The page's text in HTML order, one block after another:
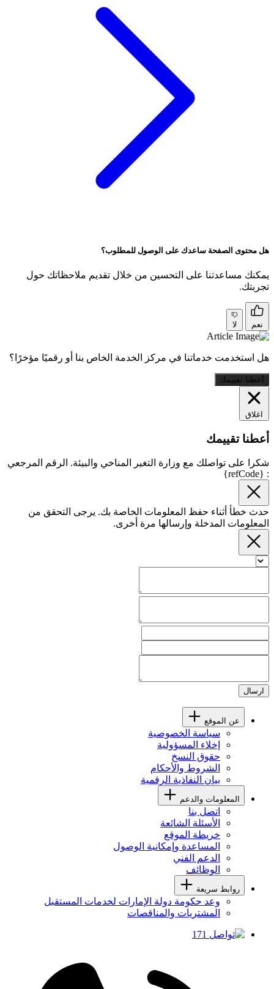
هل محتوى الصفحة ساعدك على الوصول للمطلوب؟
يمكنك مساعدتنا على التحسين من خلال تقديم ملاحظاتك حول
تجربتك.
نعم لا
هل استخدمت خدماتنا في مركز الخدمة الخاص بنا أو رقميًا مؤخرًا؟
أعطنا تقييمك
اغلاق
أعطنا تقييمك
شكرا على تواصلك مع وزارة التغير المناخي والبيئة. الرقم المرجعي
: {refCode}
حدث خطأ أثناء حفظ المعلومات الخاصة بك. يرجى التحقق من
المعلومات المدخلة وإرسالها مرة أخرى.
ارسال
عن الموقع
سياسة الخصوصية
إخلاء المسؤولية
حقوق النسخ
الشروط والأحكام
بيان النفاذية الرقمية
المعلومات والدعم
اتصل بنا
الأسئلة الشائعة
خريطة الموقع
المساعدة وإمكانية الوصول
الدعم الفني
الوظائف
روابط سريعة
وعد حكومة دولة الإمارات لخدمات المستقبل
المشتريات والمناقصات